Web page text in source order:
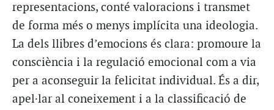
representacions, conté valoracions i transmet
de forma més o menys implícita una ideologia.
La dels llibres d’emocions és clara: promoure la
consciència i la regulació emocional com a via
per a aconseguir la felicitat individual. És a dir,
apel·lar al coneixement i a la classificació de